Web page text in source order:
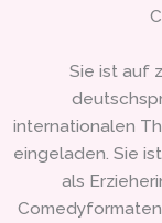
Sie ist auf
internationalen
eingeladen. Sie
als